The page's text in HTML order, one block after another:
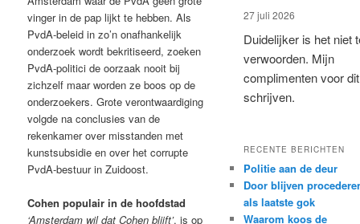
vinger in de pap lijkt te hebben. Als
PvdA-beleid in zo’n onafhankelijk
onderzoek wordt bekritiseerd, zoeken
PvdA-politici de oorzaak nooit bij
zichzelf maar worden ze boos op de
onderzoekers. Grote verontwaardiging
volgde na conclusies van de
rekenkamer over misstanden met
kunstsubsidie en over het corrupte
PvdA-bestuur in Zuidoost.
Cohen populair in de hoofdstad
‘Amsterdam wil dat Cohen blijft’, is op
27 juli 2026
Duidelijker is het niet
verwoorden. Mijn
complimenten voor dit
schrijven.
RECENTE BERICHTEN
Politie aan de deur
Door blijven
als laatste gok
Waarom koos de